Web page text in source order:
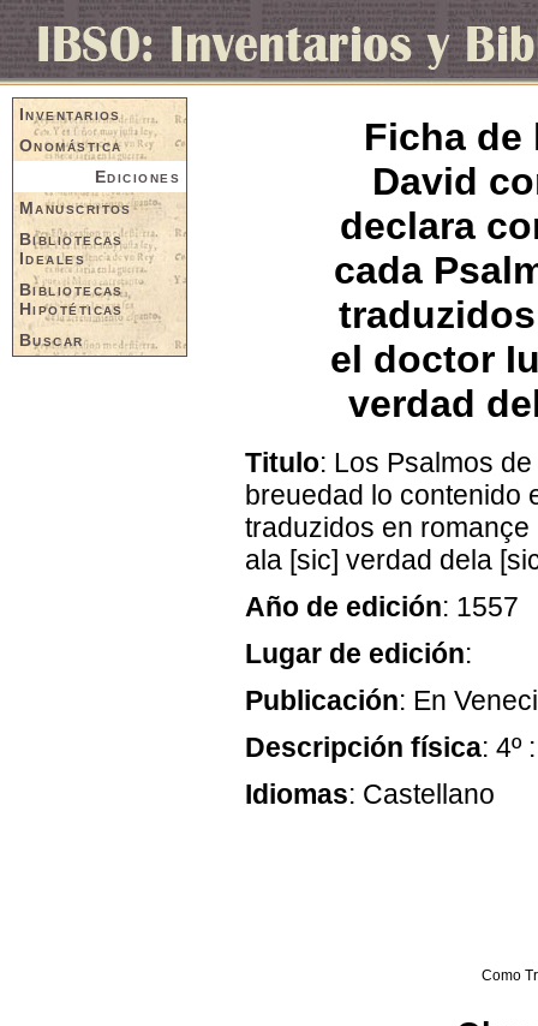
Inventarios
Onomástica
Ediciones
Manuscritos
Bibliotecas
Ideales
Bibliotecas
Hipotéticas
Buscar
Ficha de
David
declara
cada
el doctor
verdad
Titulo: Los Psalmos
breuedad lo contenido
traduzidos en
ala [sic] verdad dela
Año de edición: 1557
Lugar de edición:
Publicación: En
Descripción física: 4º
Idiomas: Castellano
Como